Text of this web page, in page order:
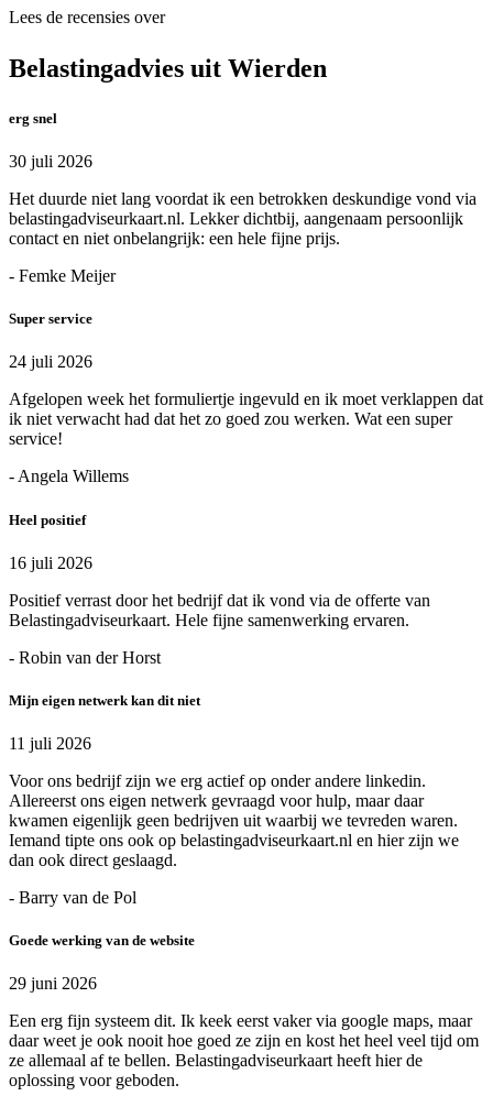
Lees de recensies over
Belastingadvies uit Wierden
erg snel
30 juli 2026
Het duurde niet lang voordat ik een betrokken deskundige vond via
belastingadviseurkaart.nl. Lekker dichtbij, aangenaam persoonlijk
contact en niet onbelangrijk: een hele fijne prijs.
- Femke Meijer
Super service
24 juli 2026
Afgelopen week het formuliertje ingevuld en ik moet verklappen dat
ik niet verwacht had dat het zo goed zou werken. Wat een super
service!
- Angela Willems
Heel positief
16 juli 2026
Positief verrast door het bedrijf dat ik vond via de offerte van
Belastingadviseurkaart. Hele fijne samenwerking ervaren.
- Robin van der Horst
Mijn eigen netwerk kan dit niet
11 juli 2026
Voor ons bedrijf zijn we erg actief op onder andere linkedin.
Allereerst ons eigen netwerk gevraagd voor hulp, maar daar
kwamen eigenlijk geen bedrijven uit waarbij we tevreden waren.
Iemand tipte ons ook op belastingadviseurkaart.nl en hier zijn we
dan ook direct geslaagd.
- Barry van de Pol
Goede werking van de website
29 juni 2026
Een erg fijn systeem dit. Ik keek eerst vaker via google maps, maar
daar weet je ook nooit hoe goed ze zijn en kost het heel veel tijd om
ze allemaal af te bellen. Belastingadviseurkaart heeft hier de
oplossing voor geboden.